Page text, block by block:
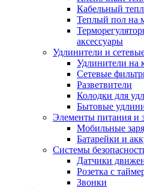
Кабельный
Теплый пол на
аксессуары
Удлинители и
Удлинители на
Сетевые
Разветвители
Колодки для
Бытовые
Элементы питания и
Мобильные
Батарейки и
Системы
Датчики
Розетка с
Звонки